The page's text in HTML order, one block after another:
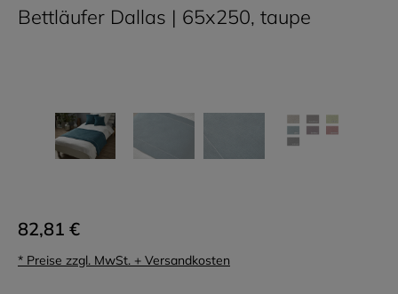
Bettläufer Dallas | 65x250, taupe
82,81 €
* Preise zzgl. MwSt. + Versandkosten